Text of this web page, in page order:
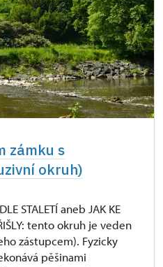
zámku s
okruh)
STALETÍ aneb JAK KE
tento okruh je veden
zástupcem). Fyzicky
pěšinami